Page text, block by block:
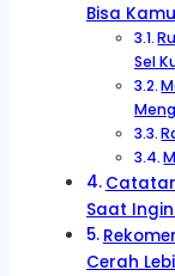
Bisa
Sel
Saat
Cerah